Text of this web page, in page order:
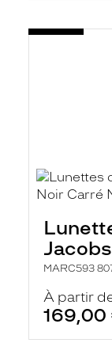
Jacobs
MARC593
À partir
169,00